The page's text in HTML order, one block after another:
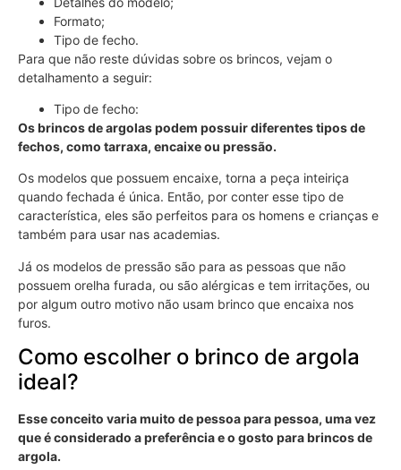
Formato;
Tipo de fecho.
Para que não reste dúvidas sobre os brincos, vejam o
detalhamento a seguir:
Tipo de fecho:
Os brincos de argolas podem possuir diferentes tipos de
fechos, como tarraxa, encaixe ou pressão.
Os modelos que possuem encaixe, torna a peça inteiriça
quando fechada é única. Então, por conter esse tipo de
característica, eles são perfeitos para os homens e crianças e
também para usar nas academias.
Já os modelos de pressão são para as pessoas que não
possuem orelha furada, ou são alérgicas e tem irritações, ou
por algum outro motivo não usam brinco que encaixa nos
furos.
Como escolher o brinco de argola
ideal?
Esse conceito varia muito de pessoa para pessoa, uma vez
que é considerado a preferência e o gosto para brincos de
argola.